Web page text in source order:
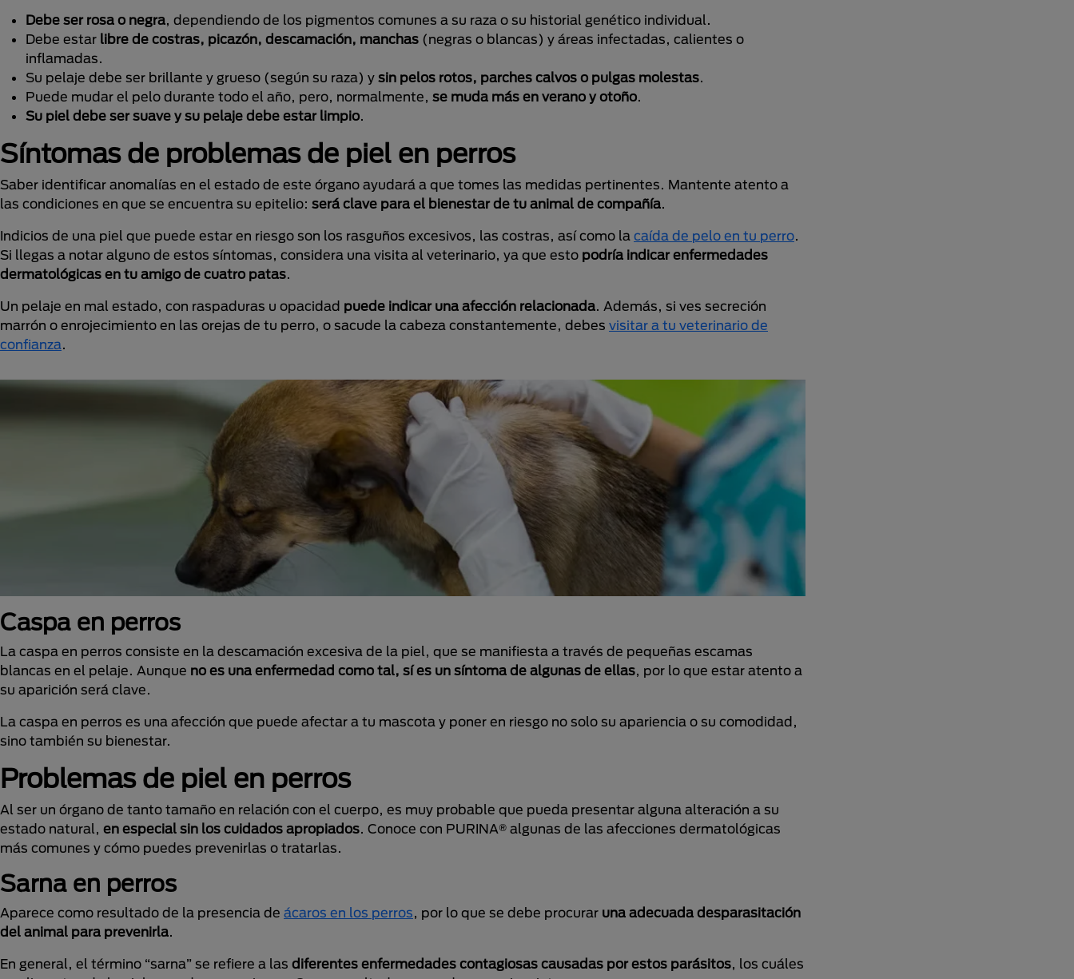
Debe ser rosa o negra, dependiendo de los pigmentos comunes a su raza o su historial genético individual.
Debe estar libre de costras, picazón, descamación, manchas (negras o blancas) y áreas infectadas, calientes o
inflamadas.
Su pelaje debe ser brillante y grueso (según su raza) y sin pelos rotos, parches calvos o pulgas molestas.
Puede mudar el pelo durante todo el año, pero, normalmente, se muda más en verano y otoño.
Su piel debe ser suave y su pelaje debe estar limpio.
Síntomas de problemas de piel en perros
Saber identificar anomalías en el estado de este órgano ayudará a que tomes las medidas pertinentes. Mantente atento a
las condiciones en que se encuentra su epitelio: será clave para el bienestar de tu animal de compañía.
Indicios de una piel que puede estar en riesgo son los rasguños excesivos, las costras, así como la caída de pelo en tu perro.
Si llegas a notar alguno de estos síntomas, considera una visita al veterinario, ya que esto podría indicar enfermedades
dermatológicas en tu amigo de cuatro patas.
Un pelaje en mal estado, con raspaduras u opacidad puede indicar una afección relacionada. Además, si ves secreción
marrón o enrojecimiento en las orejas de tu perro, o sacude la cabeza constantemente, debes visitar a tu veterinario de
confianza.
Caspa en perros
La caspa en perros consiste en la descamación excesiva de la piel, que se manifiesta a través de pequeñas escamas
blancas en el pelaje. Aunque no es una enfermedad como tal, sí es un síntoma de algunas de ellas, por lo que estar atento a
su aparición será clave.
La caspa en perros es una afección que puede afectar a tu mascota y poner en riesgo no solo su apariencia o su comodidad,
sino también su bienestar.
Problemas de piel en perros
Al ser un órgano de tanto tamaño en relación con el cuerpo, es muy probable que pueda presentar alguna alteración a su
estado natural, en especial sin los cuidados apropiados. Conoce con PURINA® algunas de las afecciones dermatológicas
más comunes y cómo puedes prevenirlas o tratarlas.
Sarna en perros
Aparece como resultado de la presencia de ácaros en los perros, por lo que se debe procurar una adecuada desparasitación
del animal para prevenirla.
En general, el término “sarna” se refiere a las diferentes enfermedades contagiosas causadas por estos parásitos, los cuáles